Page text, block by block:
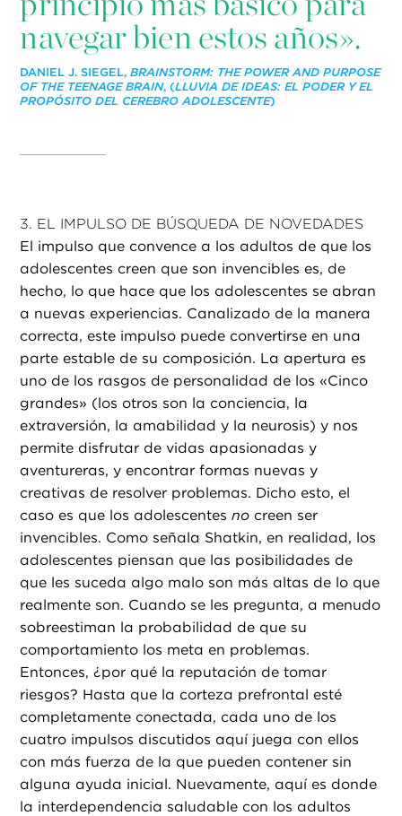
navegar bien estos años».
DANIEL J. SIEGEL,BRAINSTORM: THE POWER AND PURPOSE
OF THE TEENAGE BRAIN, (LLUVIA DE IDEAS: EL PODER Y EL
PROPÓSITO DEL CEREBRO ADOLESCENTE)
3. EL IMPULSO DE BÚSQUEDA DE NOVEDADES
El impulso que convence a los adultos de que los
adolescentes creen que son invencibles es, de
hecho, lo que hace que los adolescentes se abran
a nuevas experiencias. Canalizado de la manera
correcta, este impulso puede convertirse en una
parte estable de su composición. La apertura es
uno de los rasgos de personalidad de los «Cinco
grandes» (los otros son la conciencia, la
extraversión, la amabilidad y la neurosis) y nos
permite disfrutar de vidas apasionadas y
aventureras, y encontrar formas nuevas y
creativas de resolver problemas. Dicho esto, el
caso es que los adolescentesno creen ser
invencibles. Como señala Shatkin, en realidad, los
adolescentes piensan que las posibilidades de
que les suceda algo malo son más altas de lo que
realmente son. Cuando se les pregunta, a menudo
sobreestiman la probabilidad de que su
comportamiento los meta en problemas.
Entonces, ¿por qué la reputación de tomar
riesgos? Hasta que la corteza prefrontal esté
completamente conectada, cada uno de los
cuatro impulsos discutidos aquí juega con ellos
con más fuerza de la que pueden contener sin
alguna ayuda inicial. Nuevamente, aquí es donde
la interdependencia saludable con los adultos